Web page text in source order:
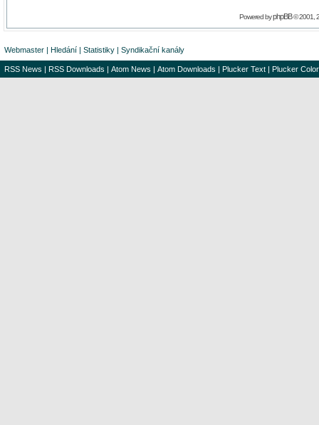
Powered byphpBB© 2001,
Webmaster | Hledání | Statistiky | Syndikační kanály
RSS News | RSS Downloads | Atom News | Atom Downloads | Plucker Text | Plucker Color